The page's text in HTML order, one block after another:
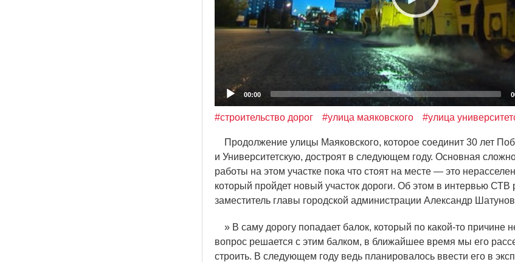
00:00
#строительство дорог #улица маяковского #улица
Продолжение улицы Маяковского, которое соединит 30 лет
и Университетскую, достроят в следующем году. Основная
работы на этом участке пока что стоят на месте — это
который пройдет новый участок дороги. Об этом в интервью СТВ
заместитель главы городской администрации Александр
» В саму дорогу попадает балок, который по какой-то причине
вопрос решается с этим балком, в ближайшее время мы его
строить. В следующем году ведь планировалось ввести его в